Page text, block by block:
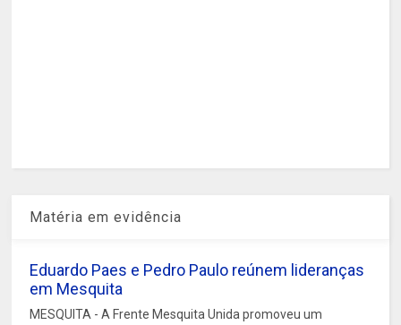
Matéria em evidência
Eduardo Paes e Pedro Paulo reúnem lideranças
em Mesquita
MESQUITA - A Frente Mesquita Unida promoveu um